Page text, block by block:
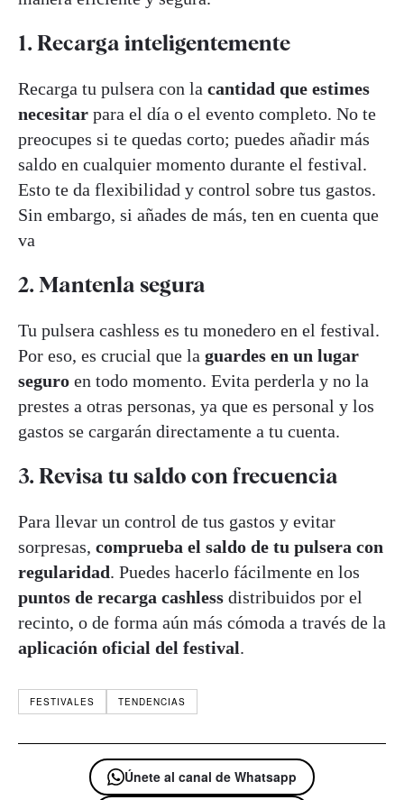
1. Recarga inteligentemente
Recarga tu pulsera con la cantidad que estimes
necesitar para el día o el evento completo. No te
preocupes si te quedas corto; puedes añadir más
saldo en cualquier momento durante el festival.
Esto te da flexibilidad y control sobre tus gastos.
Sin embargo, si añades de más, ten en cuenta que
va
2. Mantenla segura
Tu pulsera cashless es tu monedero en el festival.
Por eso, es crucial que la guardes en un lugar
seguro en todo momento. Evita perderla y no la
prestes a otras personas, ya que es personal y los
gastos se cargarán directamente a tu cuenta.
3. Revisa tu saldo con frecuencia
Para llevar un control de tus gastos y evitar
sorpresas, comprueba el saldo de tu pulsera con
regularidad. Puedes hacerlo fácilmente en los
puntos de recarga cashless distribuidos por el
recinto, o de forma aún más cómoda a través de la
aplicación oficial del festival.
FESTIVALES TENDENCIAS
Únete al canal de Whatsapp